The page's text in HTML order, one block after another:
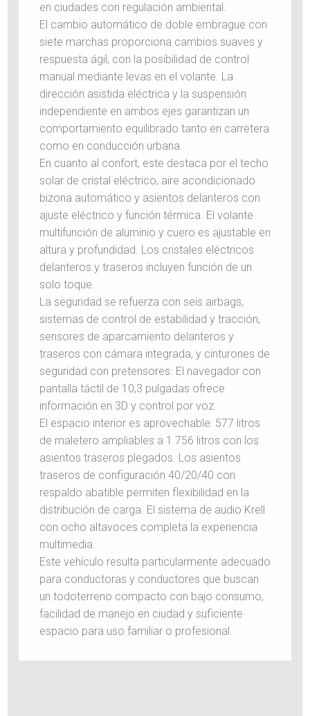
en ciudades con regulación ambiental.
El cambio automático de doble embrague con
siete marchas proporciona cambios suaves y
respuesta ágil, con la posibilidad de control
manual mediante levas en el volante. La
dirección asistida eléctrica y la suspensión
independiente en ambos ejes garantizan un
comportamiento equilibrado tanto en carretera
como en conducción urbana.
En cuanto al confort, este destaca por el techo
solar de cristal eléctrico, aire acondicionado
bizona automático y asientos delanteros con
ajuste eléctrico y función térmica. El volante
multifunción de aluminio y cuero es ajustable en
altura y profundidad. Los cristales eléctricos
delanteros y traseros incluyen función de un
solo toque.
La seguridad se refuerza con seis airbags,
sistemas de control de estabilidad y tracción,
sensores de aparcamiento delanteros y
traseros con cámara integrada, y cinturones de
seguridad con pretensores. El navegador con
pantalla táctil de 10,3 pulgadas ofrece
información en 3D y control por voz.
El espacio interior es aprovechable: 577 litros
de maletero ampliables a 1.756 litros con los
asientos traseros plegados. Los asientos
traseros de configuración 40/20/40 con
respaldo abatible permiten flexibilidad en la
distribución de carga. El sistema de audio Krell
con ocho altavoces completa la experiencia
multimedia.
Este vehículo resulta particularmente adecuado
para conductoras y conductores que buscan
un todoterreno compacto con bajo consumo,
facilidad de manejo en ciudad y suficiente
espacio para uso familiar o profesional.